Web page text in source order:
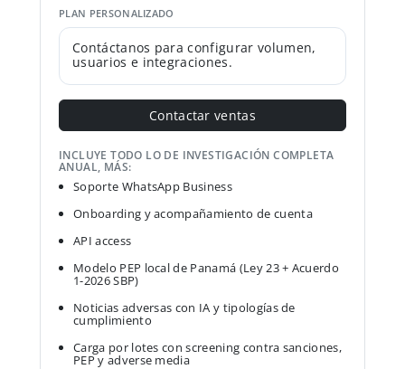
PLAN PERSONALIZADO
Contáctanos para configurar volumen,
usuarios e integraciones.
Contactar ventas
INCLUYE TODO LO DE INVESTIGACIÓN COMPLETA
ANUAL, MÁS:
Soporte WhatsApp Business
Onboarding y acompañamiento de cuenta
API access
Modelo PEP local de Panamá (Ley 23 + Acuerdo
1-2026 SBP)
Noticias adversas con IA y tipologías de
cumplimiento
Carga por lotes con screening contra sanciones,
PEP y adverse media